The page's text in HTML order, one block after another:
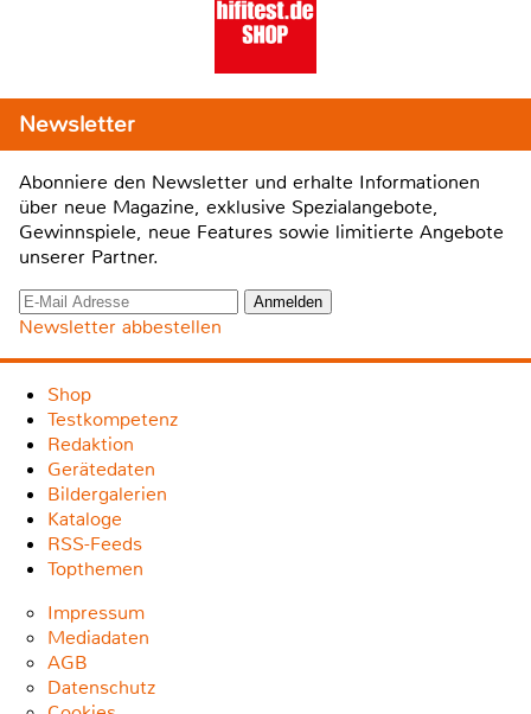
Newsletter
Abonniere den Newsletter und erhalte Informationen
über neue Magazine, exklusive Spezialangebote,
Gewinnspiele, neue Features sowie limitierte Angebote
unserer Partner.
Newsletter abbestellen
Shop
Testkompetenz
Redaktion
Gerätedaten
Bildergalerien
Kataloge
RSS-Feeds
Topthemen
Impressum
Mediadaten
AGB
Datenschutz